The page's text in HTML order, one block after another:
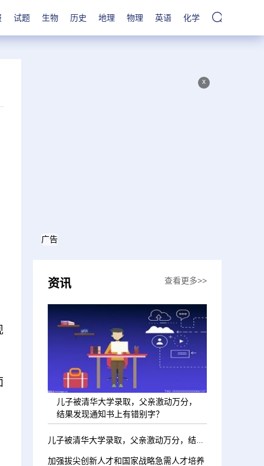
试题 生物 历史 地理 物理 英语 化学
x
广告
资讯 查看更多>>
儿子被清华大学录取，父亲激动万分，
结果发现通知书上有错别字？
儿子被清华大学录取，父亲激动万分，结果发现通知书上有错别字？
加强拔尖创新人才和国家战略急需人才培养